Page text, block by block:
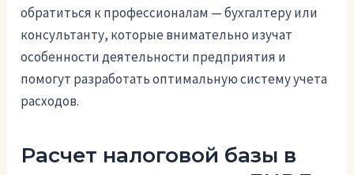
обратиться к профессионалам — бухгалтеру или
консультанту, которые внимательно изучат
особенности деятельности предприятия и
помогут разработать оптимальную систему учета
расходов.
Расчет налоговой базы в